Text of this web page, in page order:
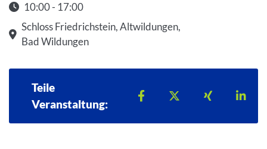
10:00 - 17:00
Startzeit: 10:00
Schloss Friedrichstein, Altwildungen,
Bad Wildungen
Teile
Veranstaltung:
Teilen auf Facebook
Teilen auf X
Teilen auf